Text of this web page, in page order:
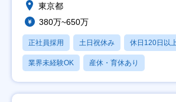
東京都
380万~650万
正社員採用 土日祝休み 休日120日以
業界未経験OK 産休・育休あり